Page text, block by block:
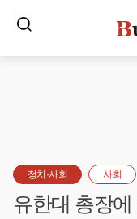
정치·사회 사회
유한대 총장